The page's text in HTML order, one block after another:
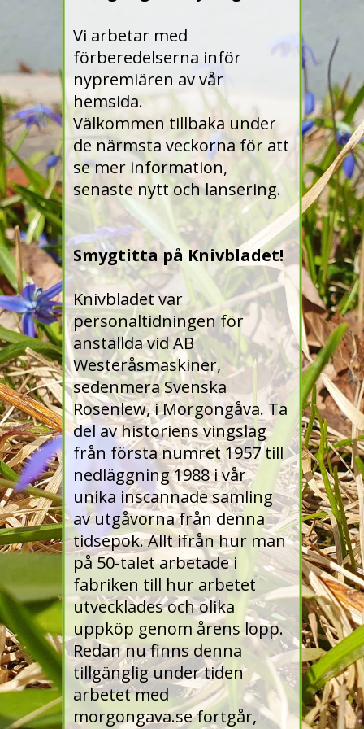
Vi arbetar med
förberedelserna inför
nypremiären av vår
hemsida.
Välkommen tillbaka under
de närmsta veckorna för att
se mer information,
senaste nytt och lansering.
Smygtitta på Knivbladet!
Knivbladet var
personaltidningen för
anställda vid AB
Westeråsmaskiner,
sedenmera Svenska
Rosenlew, i Morgongåva. Ta
del av historiens vingslag
från första numret 1957 till
nedläggning 1988 i vår
unika inscannade samling
av utgåvorna från denna
tidsepok. Allt ifrån hur man
på 50-talet arbetade i
fabriken till hur arbetet
utvecklades och olika
uppköp genom årens lopp.
Redan nu finns denna
tillgänglig under tiden
arbetet med
morgongava.se fortgår,